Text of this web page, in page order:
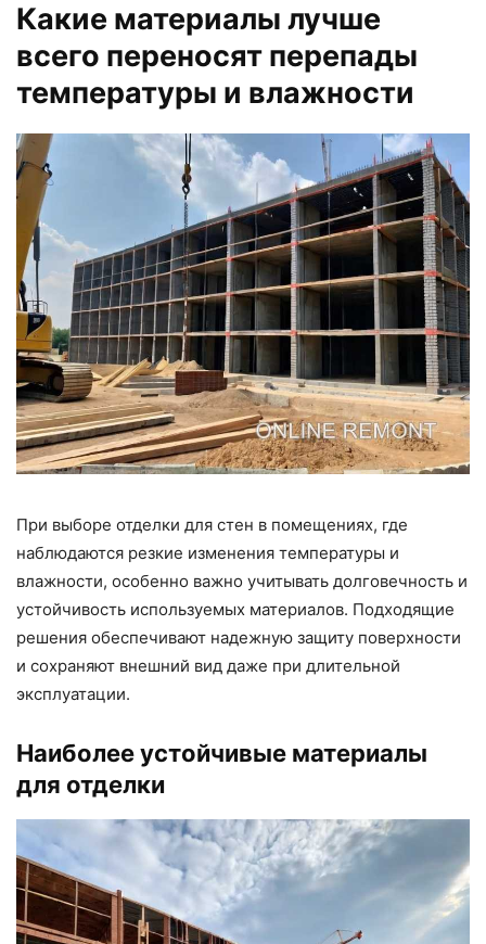
Какие материалы лучше
всего переносят перепады
температуры и влажности
При выборе отделки для стен в помещениях, где
наблюдаются резкие изменения температуры и
влажности, особенно важно учитывать долговечность и
устойчивость используемых материалов. Подходящие
решения обеспечивают надежную защиту поверхности
и сохраняют внешний вид даже при длительной
эксплуатации.
Наиболее устойчивые материалы
для отделки